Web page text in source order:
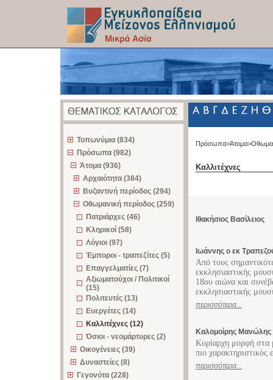
Τοπωνύμια (834)
Πρόσωπα (982)
Άτομα (936)
Αρχαιότητα (384)
Βυζαντινή περίοδος (294)
Οθωμανική περίοδος (259)
Πατριάρχες (46)
Κληρικοί (58)
Λόγιοι (97)
Έμποροι - τραπεζίτες (5)
Επαγγελματίες (7)
Αξιωματούχοι / Πολιτικοί
(15)
Πολιτευτές (13)
Ευεργέτες (14)
Καλλιτέχνες (12)
Όσιοι - νεομάρτυρες (2)
Οικογένειες (39)
Δυναστείες (8)
Γεγονότα (228)
Πρόσωπα>Άτομα>
Καλλιτέχνες
Ιθακήσιος Βασίλειος
Ιωάννης ο εκ
Από τους
εκκλησιαστικής
18ου αιώνα και
εκκλησιαστικής
περισσότερα...
Καλομοίρης Μανώλης
Κυρίαρχη μορφή στα
πιο
περισσότερα...